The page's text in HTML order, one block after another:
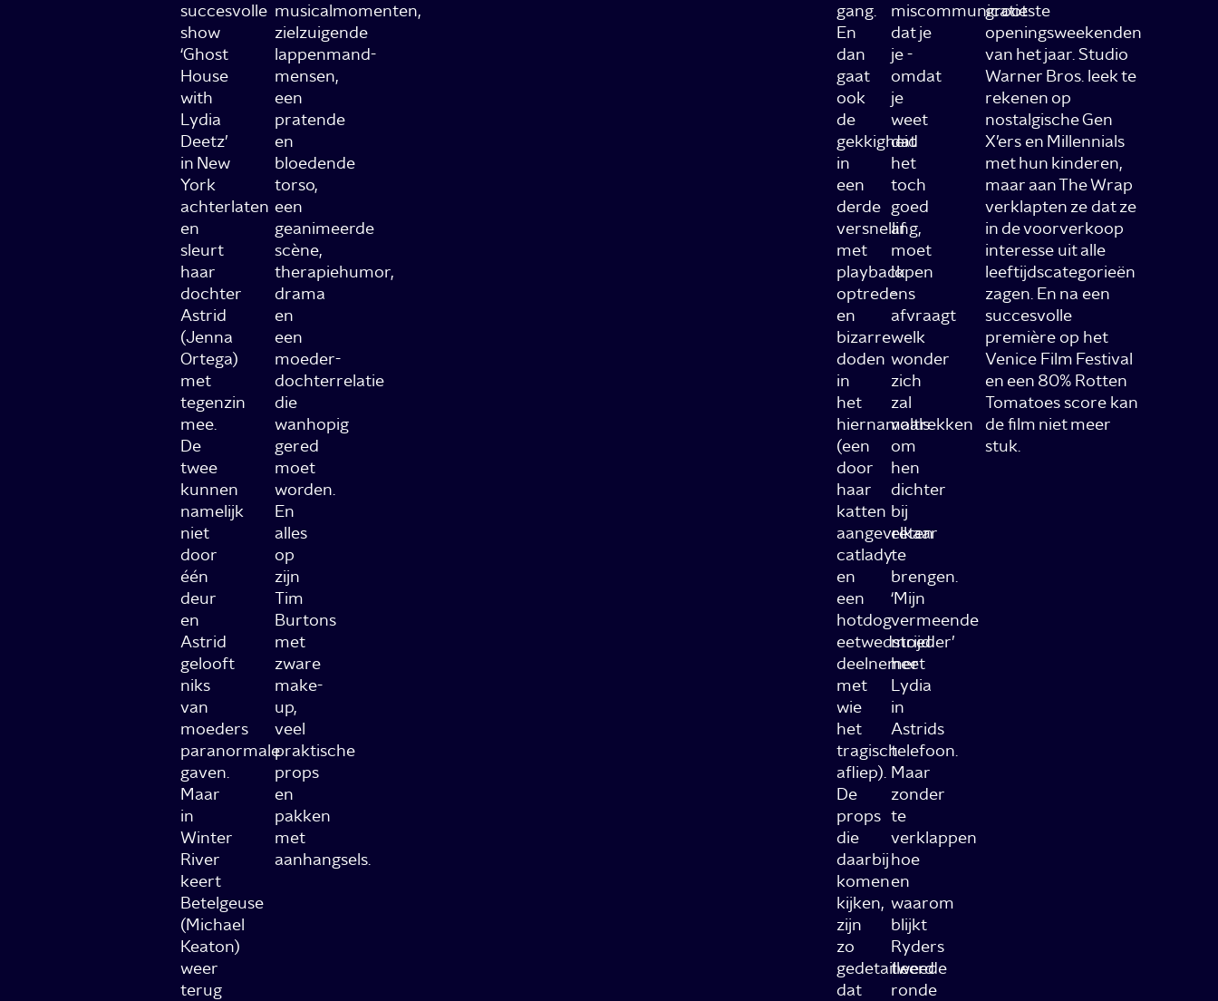
succesvolle
show
‘Ghost
House
with
Lydia
Deetz’
in New
York
achterlaten
en
sleurt
haar
dochter
Astrid
(Jenna
Ortega)
met
tegenzin
mee.
De
twee
kunnen
namelijk
niet
door
één
deur
en
Astrid
gelooft
niks
van
moeders
paranormale
gaven.
Maar
in
Winter
River
keert
Betelgeuse
(Michael
Keaton)
weer
terug
musicalmomenten,
zielzuigende
lappenmand-
mensen,
een
pratende
en
bloedende
torso,
een
geanimeerde
scène,
therapiehumor,
drama
en
een
moeder-
dochterrelatie
die
wanhopig
gered
moet
worden.
En
alles
op
zijn
Tim
Burtons
met
zware
make-
up,
veel
praktische
props
en
pakken
met
aanhangsels.
gang.
En
dan
gaat
ook
de
gekkigheid
in
een
derde
versnelling,
met
playback
optredens
en
bizarre
doden
in
het
hiernamaals
(een
door
haar
katten
aangevreten
catlady
en
een
hotdog
eetwedstrijd
deelnemer
met
wie
het
tragisch
afliep).
De
props
die
daarbij
komen
kijken,
zijn
zo
gedetailleerd
dat
miscommunicatie
dat je
je -
omdat
je
weet
dat
het
toch
goed
af
moet
lopen
-
afvraagt
welk
wonder
zich
zal
voltrekken
om
hen
dichter
bij
elkaar
te
brengen.
‘Mijn
vermeende
moeder’
heet
Lydia
in
Astrids
telefoon.
Maar
zonder
te
verklappen
hoe
en
waarom
blijkt
Ryders
tweede
ronde
grootste
openingsweekenden
van het jaar. Studio
Warner Bros. leek te
rekenen op
nostalgische Gen
X’ers en Millennials
met hun kinderen,
maar aan The Wrap
verklapten ze dat ze
in de voorverkoop
interesse uit alle
leeftijdscategorieën
zagen. En na een
succesvolle
première op het
Venice Film Festival
en een 80% Rotten
Tomatoes score kan
de film niet meer
stuk.